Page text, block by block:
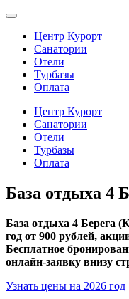
Центр Курорт
Санатории
Отели
Турбазы
Оплата
Центр Курорт
Санатории
Отели
Турбазы
Оплата
База отдыха 4
База отдыха 4 Берега
год от 900 рублей,
Бесплатное
онлайн-заявку внизу
Узнать цены на 2026 год